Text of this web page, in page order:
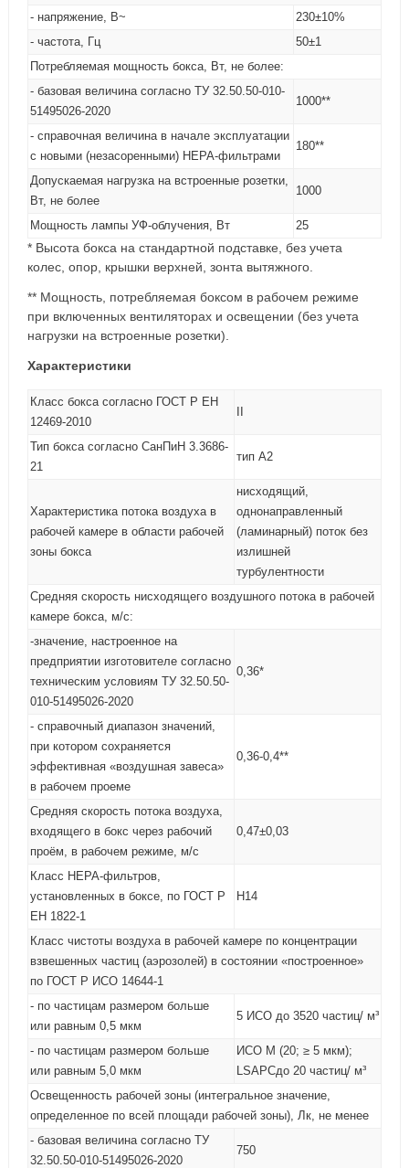
- напряжение, В~
230±10%
- частота, Гц
50±1
Потребляемая мощность бокса, Вт, не более:
- базовая величина согласно ТУ 32.50.50-010-
51495026-2020
1000**
- справочная величина в начале эксплуатации
с новыми (незасоренными) НЕРА-фильтрами
180**
Допускаемая нагрузка на встроенные розетки,
Вт, не более
1000
Мощность лампы УФ-облучения, Вт 25
* Высота бокса на стандартной подставке, без учета
колес, опор, крышки верхней, зонта вытяжного.
** Мощность, потребляемая боксом в рабочем режиме
при включенных вентиляторах и освещении (без учета
нагрузки на встроенные розетки).
Характеристики
Класс бокса согласно ГОСТ Р ЕН
12469-2010
Тип бокса согласно СанПиН 3.3686-
21
тип А2
Характеристика потока воздуха в
рабочей камере в области рабочей
зоны бокса
нисходящий,
однонаправленный
(ламинарный) поток без
излишней
турбулентности
Средняя скорость нисходящего воздушного потока в рабочей
камере бокса, м/с:
-значение, настроенное на
предприятии изготовителе согласно
техническим условиям ТУ 32.50.50-
010-51495026-2020
0,36*
- справочный диапазон значений,
при котором сохраняется
эффективная «воздушная завеса»
в рабочем проеме
0,36-0,4**
Средняя скорость потока воздуха,
входящего в бокс через рабочий
проём, в рабочем режиме, м/с
0,47±0,03
Класс НЕРА-фильтров,
установленных в боксе, по ГОСТ Р
ЕН 1822-1
H14
Класс чистоты воздуха в рабочей камере по концентрации
взвешенных частиц (аэрозолей) в состоянии «построенное»
по ГОСТ Р ИСО 14644-1
- по частицам размером больше
или равным 0,5 мкм
5 ИСО до 3520 частиц/ м³
- по частицам размером больше
или равным 5,0 мкм
ИСО М (20; ≥ 5 мкм);
LSAPCдо 20 частиц/ м³
Освещенность рабочей зоны (интегральное значение,
определенное по всей площади рабочей зоны), Лк, не менее
- базовая величина согласно ТУ
32.50.50-010-51495026-2020
750